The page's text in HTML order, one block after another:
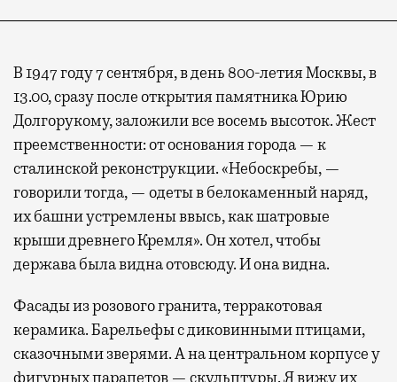
В 1947 году 7 сентября, в день 800-летия Москвы, в
13.00, сразу после открытия памятника Юрию
Долгорукому, заложили все восемь высоток. Жест
преемственности: от основания города — к
сталинской реконструкции. «Небоскребы, —
говорили тогда, — одеты в белокаменный наряд,
их башни устремлены ввысь, как шатровые
крыши древнего Кремля». Он хотел, чтобы
держава была видна отовсюду. И она видна.
Фасады из розового гранита, терракотовая
керамика. Барельефы с диковинными птицами,
сказочными зверями. А на центральном корпусе у
фигурных парапетов — скульптуры. Я вижу их